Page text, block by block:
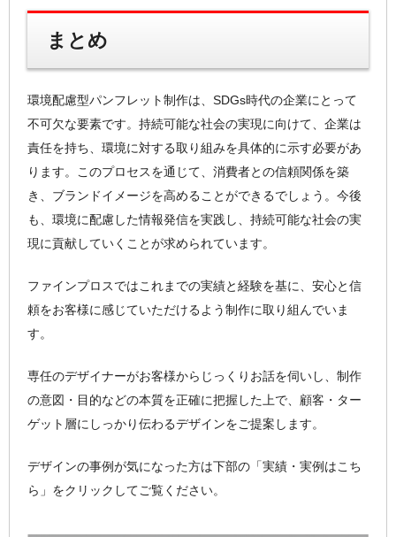
まとめ
環境配慮型パンフレット制作は、SDGs時代の企業にとって
不可欠な要素です。持続可能な社会の実現に向けて、企業は
責任を持ち、環境に対する取り組みを具体的に示す必要があ
ります。このプロセスを通じて、消費者との信頼関係を築
き、ブランドイメージを高めることができるでしょう。今後
も、環境に配慮した情報発信を実践し、持続可能な社会の実
現に貢献していくことが求められています。
ファインプロスではこれまでの実績と経験を基に、安心と信
頼をお客様に感じていただけるよう制作に取り組んでいま
す。
専任のデザイナーがお客様からじっくりお話を伺いし、制作
の意図・目的などの本質を正確に把握した上で、顧客・ター
ゲット層にしっかり伝わるデザインをご提案します。
デザインの事例が気になった方は下部の「実績・実例はこち
ら」をクリックしてご覧ください。